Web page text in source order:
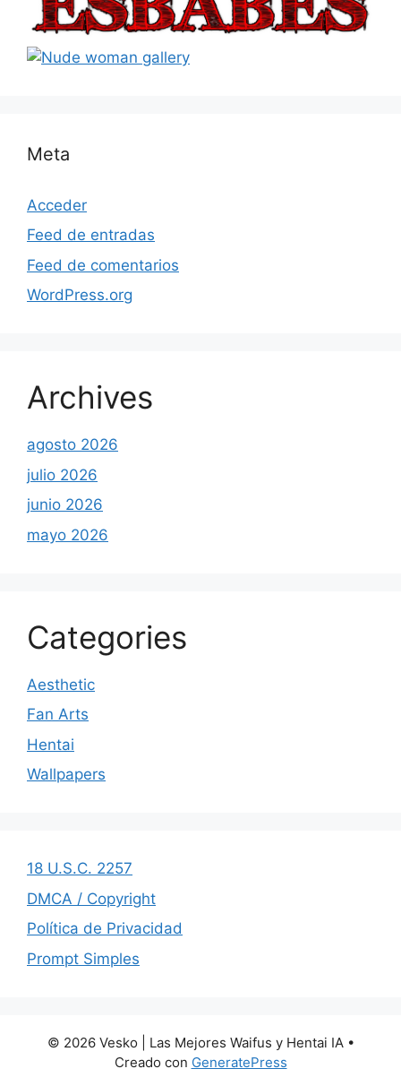
Meta
Acceder
Feed de entradas
Feed de comentarios
WordPress.org
Archives
agosto 2026
julio 2026
junio 2026
mayo 2026
Categories
Aesthetic
Fan Arts
Hentai
Wallpapers
18 U.S.C. 2257
DMCA / Copyright
Política de Privacidad
Prompt Simples
© 2026 Vesko | Las Mejores Waifus y Hentai IA•
Creado con GeneratePress